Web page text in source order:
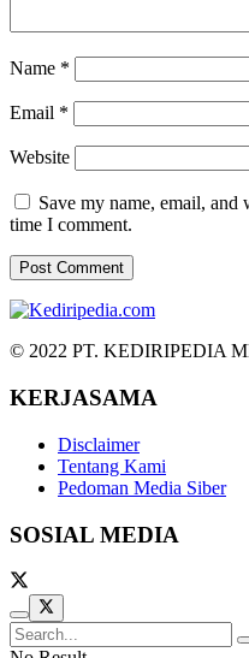
Name *
Email *
Website
Save my name, email,
time I comment.
© 2022 PT. KEDIRIPEDIA
KERJASAMA
Disclaimer
Tentang Kami
Pedoman Media Siber
SOSIAL MEDIA